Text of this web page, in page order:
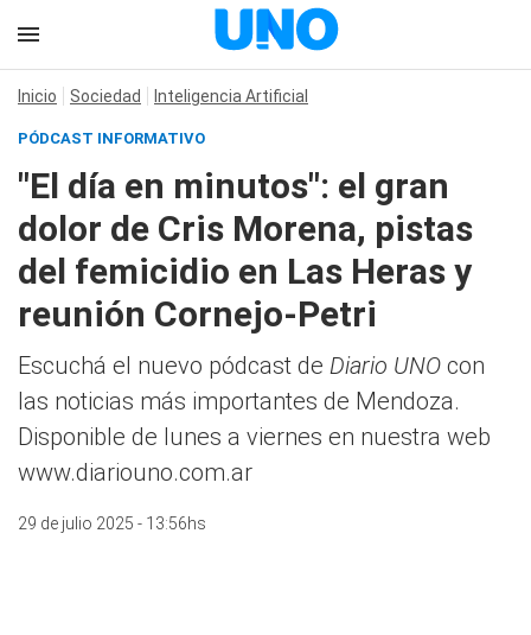
Inicio Sociedad Inteligencia Artificial
PÓDCAST INFORMATIVO
"El día en minutos": el gran
dolor de Cris Morena, pistas
del femicidio en Las Heras y
reunión Cornejo-Petri
Escuchá el nuevo pódcast de Diario UNO con
las noticias más importantes de Mendoza.
Disponible de lunes a viernes en nuestra web
www.diariouno.com.ar
29 de julio 2025 - 13:56hs